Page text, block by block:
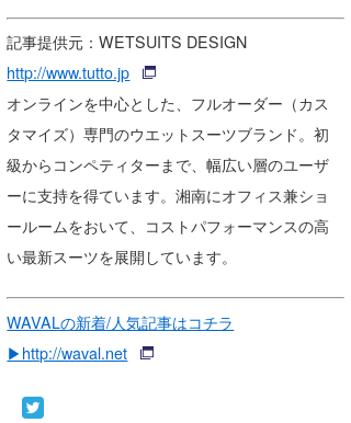
記事提供元：WETSUITS DESIGN
http://www.tutto.jp
オンラインを中心とした、フルオーダー（カス
タマイズ）専門のウエットスーツブランド。初
級からコンペティターまで、幅広い層のユーザ
ーに支持を得ています。湘南にオフィス兼ショ
ールームをおいて、コストパフォーマンスの高
い最新スーツを展開しています。
WAVALの新着/人気記事はコチラ
▶http://waval.net